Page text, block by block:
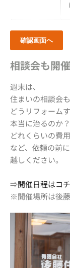
相談会も開
週末は、
住まいの相談会
どうリフォーム
本当に治るのか？
どれくらいの費
など、依頼の前
越しください。
⇒開催日程はコ
※開催場所は後藤